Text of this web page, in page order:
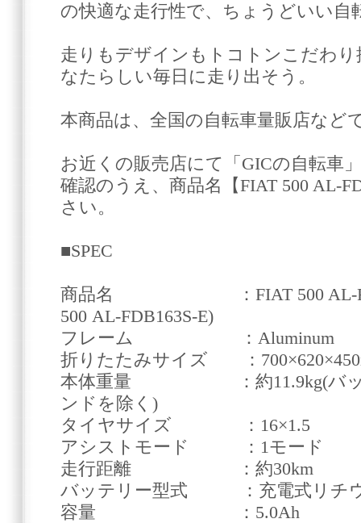
の快適な走行性で、ちょうどいい自
走りもデザインもトコトンこだわ
なたらしい毎日に走り出そう。
本商品は、全国の自転車量販店など
お近くの販売店にて「GICの自転車
確認のうえ、商品名【FIAT 500 AL-
さい。
■SPEC
商品名 ：FIAT 500 AL-
500 AL-FDB163S-E)
フレーム ：Aluminum
折りたたみサイズ ：
本体重量 ：約11.9kg(バッテ
ンドを除く)
タイヤサイズ ：16×1.5
アシストモード ：1モード
走行距離 ：約30km
バッテリー型式 ：充電式リチウ
容量 ：5.0Ah